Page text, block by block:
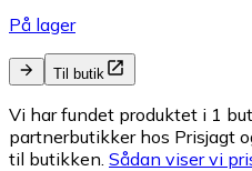
På lager
Til butik
Vi har fundet produktet i 1
partnerbutikker hos Prisjagt
til butikken. Sådan viser vi